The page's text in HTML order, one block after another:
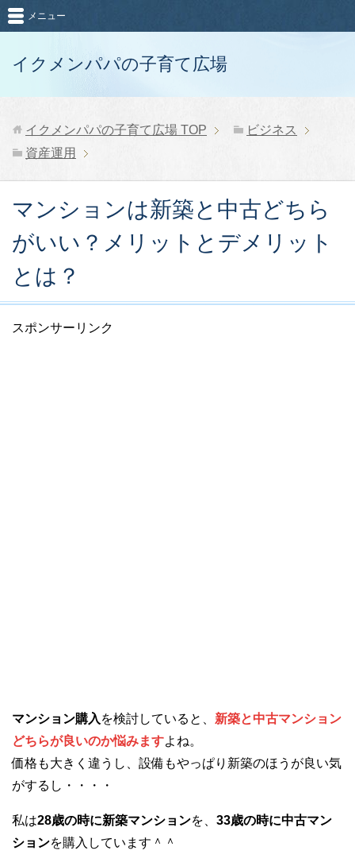
イクメンパパの子育て広場
メニュー
イクメンパパの子育て広場 TOP
ビジネス
資産運用
マンションは新築と中古どちら
がいい？メリットとデメリット
とは？
スポンサーリンク
マンション購入 を検討していると、 新築と中古マンション
どちらが良いのか悩みますよね。
価格も大きく違うし、設備もやっぱり新築のほうが良い気
がするし・・・・
私は28歳の時に新築マンションを、 33歳の時に中古マン
ションを購入しています＾＾